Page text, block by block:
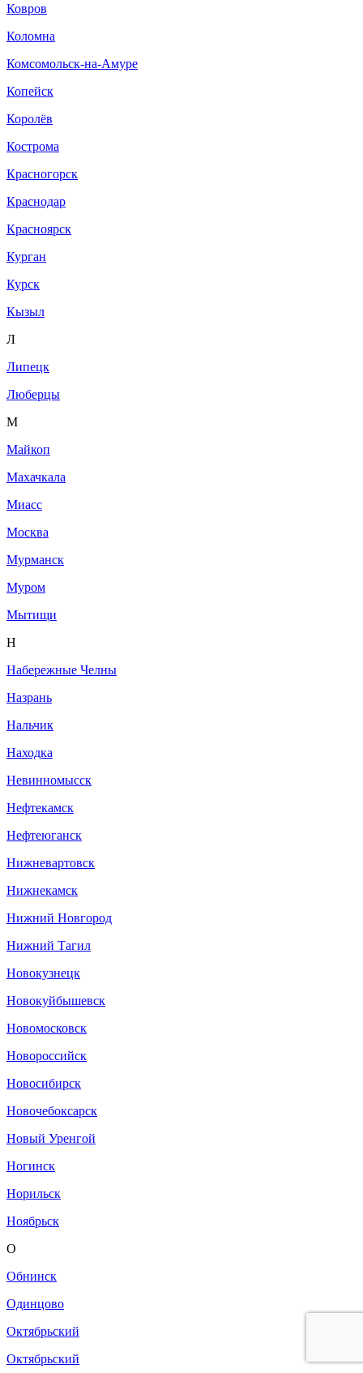
Ковров
Коломна
Комсомольск-на-Амуре
Копейск
Королёв
Кострома
Красногорск
Краснодар
Красноярск
Курган
Курск
Кызыл
Л
Липецк
Люберцы
М
Майкоп
Махачкала
Миасс
Москва
Мурманск
Муром
Мытищи
Н
Набережные Челны
Назрань
Нальчик
Находка
Невинномысск
Нефтекамск
Нефтеюганск
Нижневартовск
Нижнекамск
Нижний Новгород
Нижний Тагил
Новокузнецк
Новокуйбышевск
Новомосковск
Новороссийск
Новосибирск
Новочебоксарск
Новый Уренгой
Ногинск
Норильск
Ноябрьск
О
Обнинск
Одинцово
Октябрьский
Октябрьский